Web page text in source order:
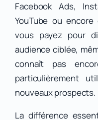
Facebook Ads,
YouTube ou encore
vous payez pour
audience ciblée,
connaît pas
particulièrement
nouveaux prospects.
La différence